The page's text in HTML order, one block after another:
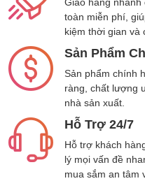
và khó khăn trong
tường, góc bếp,…
Một điểm ấn tượng
Omni là hệ thống
robot tăng cường
trong việc thu thập
tạp chất từ các bề
giữa lực hút mạnh
gió trên Ecovacs X2
không còn bụi bẩn
toàn miễn phí,
kiệm thời gian và
Sản Phẩm
Sản phẩm chính
ràng, chất lượng
nhà sản xuất.
Hỗ Trợ 24/7
Hỗ trợ khách
lý mọi vấn đề
mua sắm an tâm